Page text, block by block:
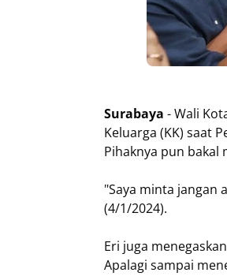
Surabaya - Wali
Keluarga (KK) saat
Pihaknya pun
"Saya minta jangan
(4/1/2024).
Eri juga
Apalagi sampai